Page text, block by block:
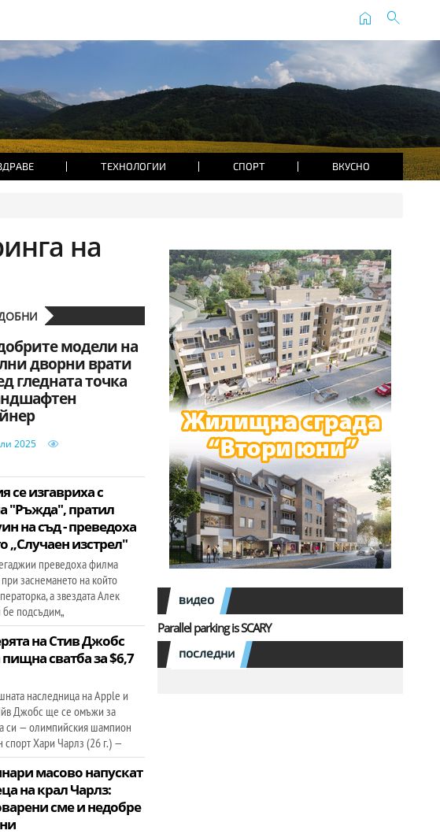
home search
ТЕХНОЛОГИИ СПОРТ ВКУСНО
на
модели на
дворни врати
гледната точка
2025
се изгавриха с
"Ръжда", пратил
на съд - преведоха
„Случаен изстрел"
преведоха филма
при заснемането на който
а звездата Алек
подсъдим„
на Стив Джобс
сватба за $6,7
наследница на Apple и
Джобс ще се омъжи за
си — олимпийския шампион
спорт Хари Чарлз (26 г.) —
масово напускат
на крал Чарлз:
сме и недобре
видео
Parallel parking is SCARY
последни